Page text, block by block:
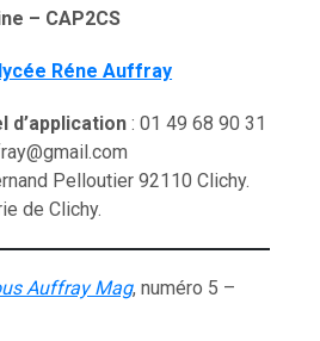
– CAP2CS
lycée Réne Auffray
d’application: 01 49 68 90 31
Pelloutier 92110 Clichy.
de Clichy.
Auffray Mag, numéro 5 –